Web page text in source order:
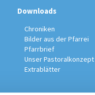
Downloads
Chroniken
Bilder aus der Pfarrei
Pfarrbrief
Unser Pastoralkonzept
Extrablätter